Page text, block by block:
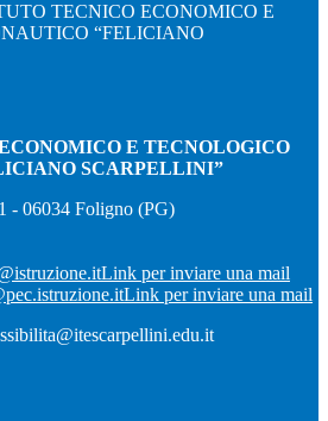
TECNICO ECONOMICO E
“FELICIANO
E TECNOLOGICO
SCARPELLINI”
- 06034 Foligno (PG)
Link per inviare una mail
Link per inviare una mail